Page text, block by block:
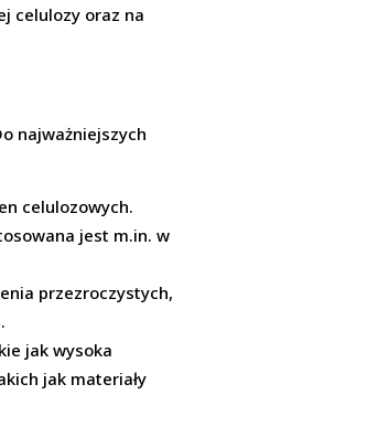
celulozy oraz na
najważniejszych
celulozowych.
jest m.in. w
przezroczystych,
jak wysoka
jak materiały